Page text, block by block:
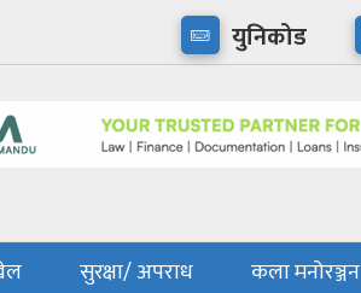
युनिकोड
सुरक्षा/ अपराध कला मनोरञ्जन